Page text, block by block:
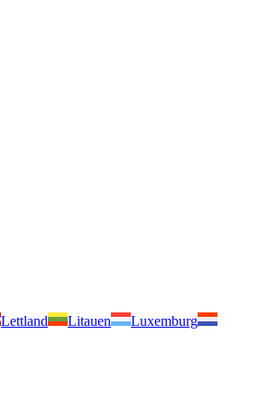
Lettland Litauen
Luxemburg